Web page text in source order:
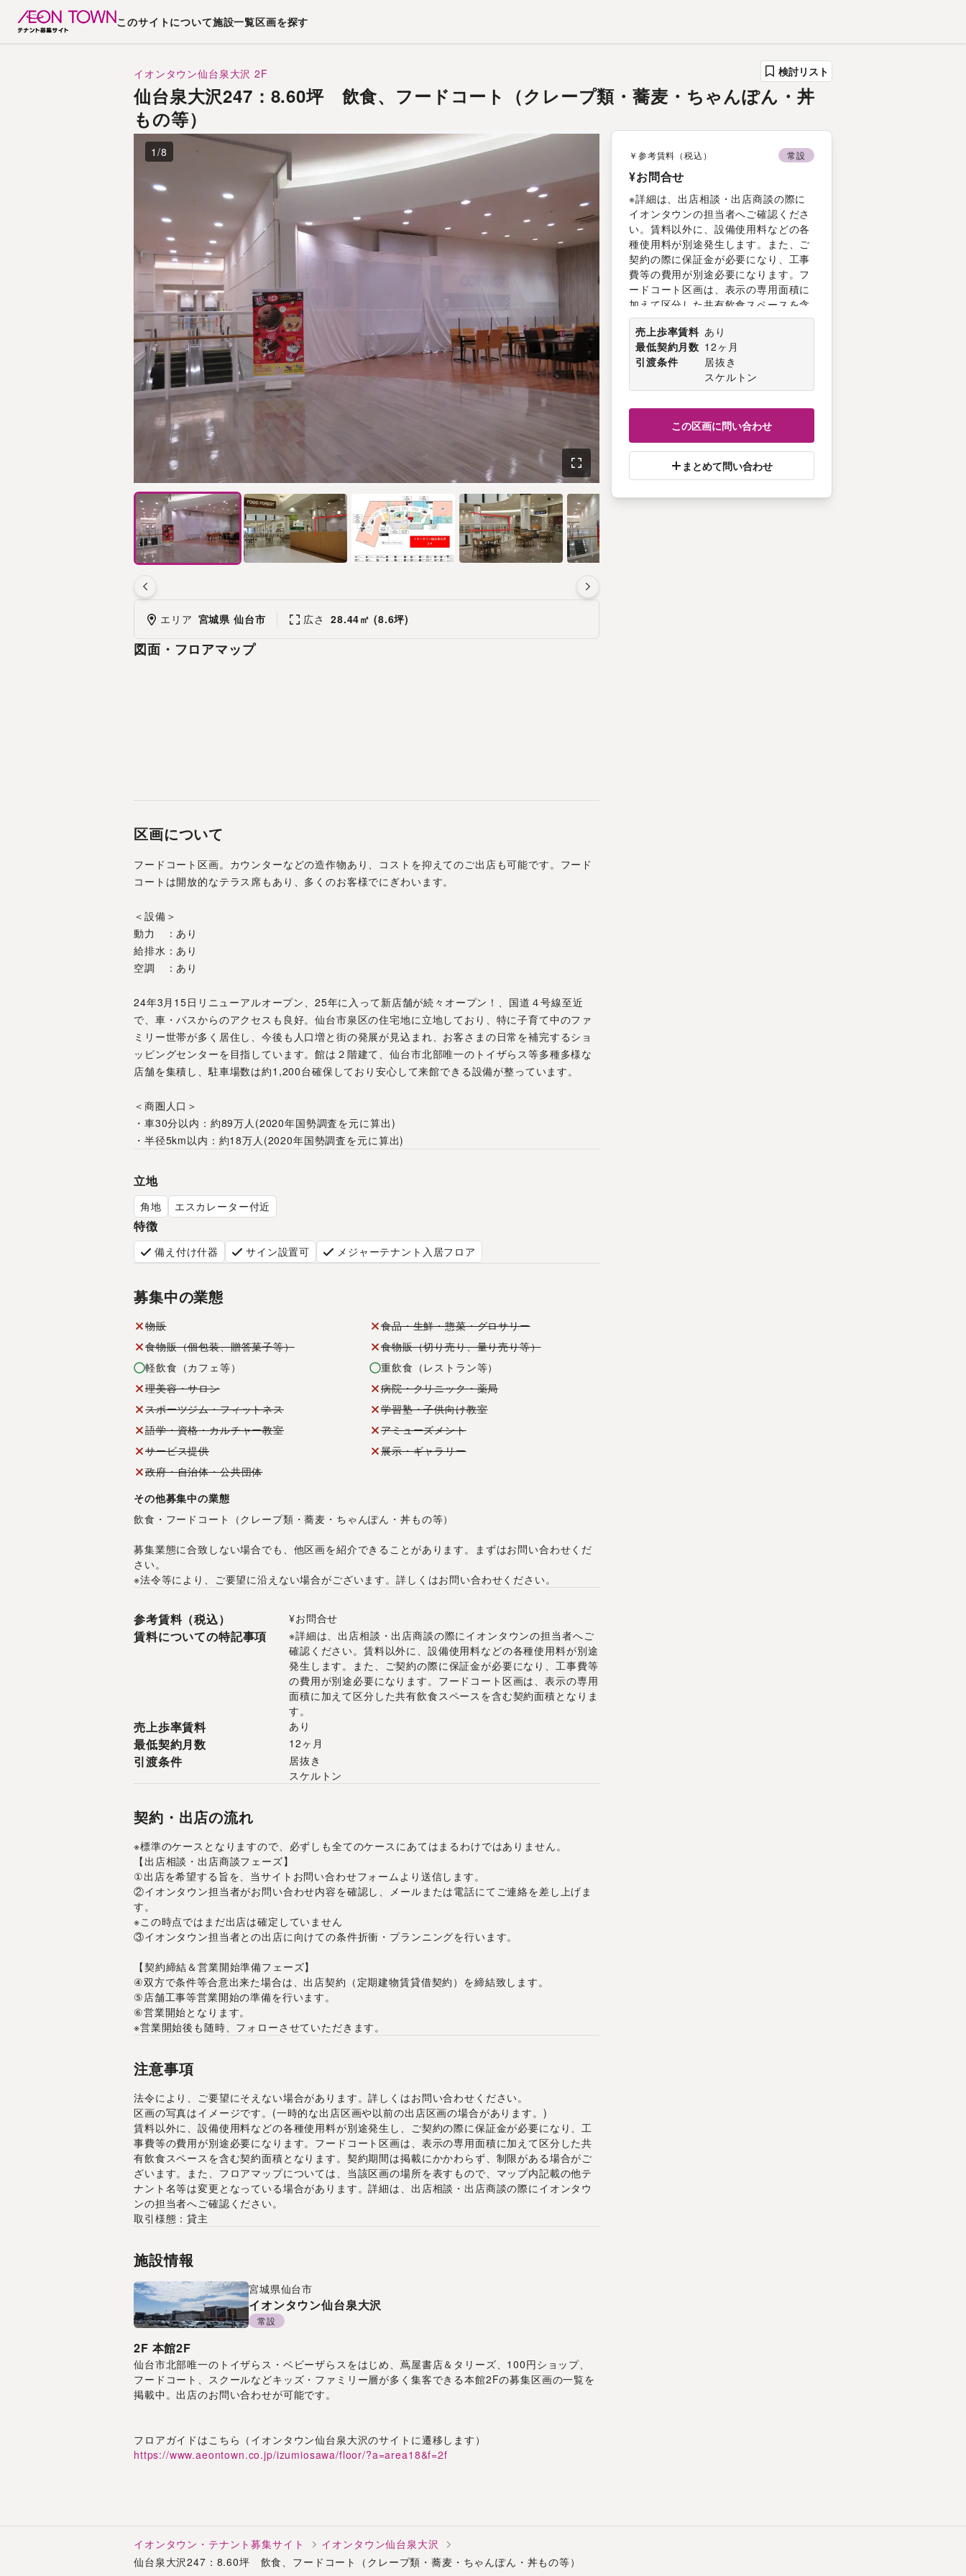
このサイトについて施設一覧区画を探す
イオンタウン仙台泉大沢 2F
仙台泉大沢247：8.60坪 飲食、フードコート（クレープ類・蕎麦・ちゃんぽん・丼
もの等）
検討リスト
1 /8
エリア 宮城県 仙台市 広さ 28.44㎡ (8.6坪)
図面・フロアマップ
区画について
フードコート区画。カウンターなどの造作物あり、コストを抑えてのご出店も可能です。フード
コートは開放的なテラス席もあり、多くのお客様でにぎわいます。
＜設備＞
動力　：あり
給排水：あり
空調　：あり
24年3月15日リニューアルオープン、25年に入って新店舗が続々オープン！、国道４号線至近
で、車・バスからのアクセスも良好。仙台市泉区の住宅地に立地しており、特に子育て中のファ
ミリー世帯が多く居住し、今後も人口増と街の発展が見込まれ、お客さまの日常を補完するショ
ッピングセンターを目指しています。館は２階建て、仙台市北部唯一のトイザらス等多種多様な
店舗を集積し、駐車場数は約1,200台確保しており安心して来館できる設備が整っています。
＜商圏人口＞
・車30分以内：約89万人(2020年国勢調査を元に算出)
・半径5km以内：約18万人(2020年国勢調査を元に算出)
立地
角地 エスカレーター付近
特徴
備え付け什器 サイン設置可 メジャーテナント入居フロア
募集中の業態
物販
食品・生鮮・惣菜・グロサリー
食物販（個包装、贈答菓子等）
食物販（切り売り、量り売り等）
軽飲食（カフェ等）
重飲食（レストラン等）
理美容・サロン
病院・クリニック・薬局
スポーツジム・フィットネス
学習塾・子供向け教室
語学・資格・カルチャー教室
アミューズメント
サービス提供
展示・ギャラリー
政府・自治体・公共団体
その他募集中の業態
飲食・フードコート（クレープ類・蕎麦・ちゃんぽん・丼もの等）
募集業態に合致しない場合でも、他区画を紹介できることがあります。まずはお問い合わせくだ
さい。
※法令等により、ご要望に沿えない場合がございます。詳しくはお問い合わせください。
参考賃料（税込） ¥お問合せ
賃料についての特記事項
※詳細は、出店相談・出店商談の際にイオンタウンの担当者へご
確認ください。賃料以外に、設備使用料などの各種使用料が別途
発生します。また、ご契約の際に保証金が必要になり、工事費等
の費用が別途必要になります。フードコート区画は、表示の専用
面積に加えて区分した共有飲食スペースを含む契約面積となりま
す。
売上歩率賃料 あり
最低契約月数 12ヶ月
引渡条件
居抜き
スケルトン
契約・出店の流れ
※標準のケースとなりますので、必ずしも全てのケースにあてはまるわけではありません。
【出店相談・出店商談フェーズ】
①出店を希望する旨を、当サイトお問い合わせフォームより送信します。
②イオンタウン担当者がお問い合わせ内容を確認し、メールまたは電話にてご連絡を差し上げま
す。
※この時点ではまだ出店は確定していません
③イオンタウン担当者との出店に向けての条件折衝・プランニングを行います。
【契約締結＆営業開始準備フェーズ】
④双方で条件等合意出来た場合は、出店契約（定期建物賃貸借契約）を締結致します。
⑤店舗工事等営業開始の準備を行います。
⑥営業開始となります。
※営業開始後も随時、フォローさせていただきます。
注意事項
法令により、ご要望にそえない場合があります。詳しくはお問い合わせください。
区画の写真はイメージです。(一時的な出店区画や以前の出店区画の場合があります。)
賃料以外に、設備使用料などの各種使用料が別途発生し、ご契約の際に保証金が必要になり、工
事費等の費用が別途必要になります。フードコート区画は、表示の専用面積に加えて区分した共
有飲食スペースを含む契約面積となります。契約期間は掲載にかかわらず、制限がある場合がご
ざいます。また、フロアマップについては、当該区画の場所を表すもので、マップ内記載の他テ
ナント名等は変更となっている場合があります。詳細は、出店相談・出店商談の際にイオンタウ
ンの担当者へご確認ください。
取引様態：貸主
施設情報
宮城県仙台市
イオンタウン仙台泉大沢
常設
2F 本館2F
仙台市北部唯一のトイザらス・ベビーザらスをはじめ、蔦屋書店＆タリーズ、100円ショップ、
フードコート、スクールなどキッズ・ファミリー層が多く集客できる本館2Fの募集区画の一覧を
掲載中。出店のお問い合わせが可能です。
フロアガイドはこちら（イオンタウン仙台泉大沢のサイトに遷移します）
https://www.aeontown.co.jp/izumiosawa/floor/?a=area18&f=2f
￥参考賃料（税込） 常設
¥お問合せ
※詳細は、出店相談・出店商談の際に
イオンタウンの担当者へご確認くださ
い。賃料以外に、設備使用料などの各
種使用料が別途発生します。また、ご
契約の際に保証金が必要になり、工事
費等の費用が別途必要になります。フ
ードコート区画は、表示の専用面積に
加えて区分した共有飲食スペースを含
む契約面積となります。
売上歩率賃料 あり
最低契約月数 12ヶ月
引渡条件
居抜き
スケルトン
この区画に問い合わせ
まとめて問い合わせ
イオンタウン・テナント募集サイト
イオンタウン仙台泉大沢
仙台泉大沢247：8.60坪 飲食、フードコート（クレープ類・蕎麦・ちゃんぽん・丼もの等）